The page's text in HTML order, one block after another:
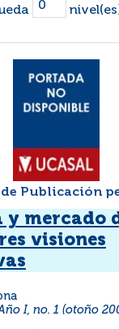
Publicación
y mercado
visiones
I, no. 1 (otoño